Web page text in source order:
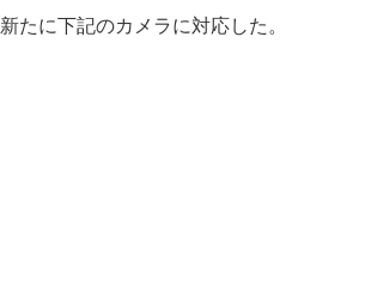
新たに下記のカメラに対応した。